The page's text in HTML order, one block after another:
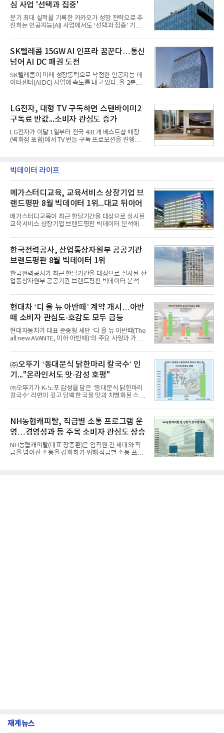
홍상어가 목표 지점에서 입수한 후 표적을 타격하지
못하고 물속에서 멈춰버리는 예상 밖의 일이 벌어졌
다. 2차 품질확인 사격 시험에서도 만족스러운 결과를
얻지 못했다. 완벽한 신뢰성 확보를 위해 LIG넥스원은
분야를
심 사업 '선택과 집중'
분기 최대 실적을 기록한 카카오가 성장 전략으로 추
진하는 인공지능(AI) 사업에서도 ‘선택과 집중’ 기조
라 투자에 나서는 것과 달리, 카카오는 ‘카카오톡’이
라는 플랫폼 경쟁력을 활용한 AI 에이전트 서비스에
집중하는 전략이다. 과거 무리한 사업 확장 과정에서
겪었던 시행착오를 되풀이하지 않고 핵심 역량에 집
중하겠다는 취지로 풀이된다.7일 업계에 따르면 카카
오는 올해 2분기 연결 기준 매출 2조985억원, 영업이
익 2770억원을 기록했다. 전년 동기 대비 매출과 영업
은 4884억
SK텔레콤 15GW AI 인프라 꿈꾼다…통신
넘어 AI DC 패권 도전
SK텔레콤이 미래 성장동력으로 낙점한 인공지능 데
이터센터(AI DC) 사업에 속도를 내고 있다. 올 2분기
는 2035년까지 총 15GW(기가와트) 규모의 AI DC를
구축하겠다는 대형 청사진을 제시하면서다. 이에 따
라 경쟁 구도 역시 이동통신사인 KT, LG유플러스를
넘어 네이버, 삼성SDS 등 IT 인프라 기업으로 확장되
고 있다.7일 SK텔레콤에 따르면 회사는 올해 2분기
연결 기준 매출 4조 3591억원, 영업이익 5660억원을
기록했다. 매출은 전년 동기 대비 0.5%, 영업이익은
따른 기저효과가 실
LG전자, 대형 TV 구독하면 스탠바이미2
구독료 반값...소비자 관심도 증가
LG전자가 이달 1일부터 전국 431개 베스트샵 매장
(백화점 포함)에서 TV 번들 구독 프로모션을 진행하고
RGB 등 거실용 TV로 인기가 높은 베스트셀러 TV 20
모션 대상 모델과 혜택, 구독료 등 프로모션 세부 사항
은 베스트샵 판매 매니저에게 문의하면 자세히 안내
받을 수 있다.LG TV를 구독으로 이용하면 최대 6년까
지 구독 계약기간 내 무상 A/S를 받을 수 있으며, 이사
등으로 이전
빅데이터 라이프
메가스터디교육, 교육서비스 상장기업 브
랜드평판 8월 빅데이터 1위...대교 뒤이어
메가스터디교육이 최근 한달기간을 대상으로 실시된
교육서비스 상장기업 브랜드평판 빅데이터 분석에서
일 한국기업평판연구소(소장 구창환)는 국내 교육서
비스 상장기업 브랜드를 대상으로 지난 7월 7일부터
8월 7일까지 수집된 소비자 빅데이터 10,074,233건
을 분석한 결과, 메가스터디교육이 브랜드평판지수
1,710,926을 기록하며 8월 1위에 올랐다고 밝혔다.
분석에 활용된 빅데이터는 지난 7월(9,491,206건) 대
비 6.14% 증가한 수치로, 교육서비스 상장기업 브랜
디교육, 대교, 디지
한국전력공사, 산업통상자원부 공공기관
브랜드평판 8월 빅데이터 1위
한국전력공사가 최근 한달기간을 대상으로 실시된 산
업통상자원부 공공기관 브랜드평판 빅데이터 분석에
이 순으로 뒤를 이었다.7일 한국기업평판연구소(소장
구창환)는 산업통상자원부 공공기관 41개 브랜드를
대상으로 지난 7월 7일부터 8월 7일까지 수집된 소비
자 빅데이터 91,102,549건을 분석한 결과, 한국전력
공사가 브랜드평판지수 10,670,633을 기록하며 8월
1위에 올랐다고 밝혔다. 분석에 활용된 빅데이터는 지
난 7월(88,893,823건) 대비 2.48% 증가한 수치다.연
수력원자력, 한국석
현대차 ‘디 올 뉴 아반떼’ 계약 개시…아반
떼 소비자 관심도·호감도 모두 급등
현대자동차가 대표 준중형 세단 ‘디 올 뉴 아반떼(The
all new AVANTE, 이하 아반떼)’의 주요 사양과 가격
떼는 6년 만에 선보이는 8세대 완전변경 모델로, ▲정
교한 선과 면을 중심으로 완성한 파격적인 디자인 ▲
과거 중형 세단 수준으로 확대된 차체 제원 ▲글로벌
최고 수준의 안전성 ▲성능과 효율을 동시에 높인 주
행 완성도 ▲첨단 편의 및 디지털 사양 적용 등을 통해
글로벌 준중형 세단의 새로운 기준을 세웠다.아반떼
는 가솔린 2.0과 1.6 하이브리드 두 가지 파워트레인
넘
㈜오뚜기 ‘동대문식 닭한마리 칼국수’ 인
기..."온라인서도 맛·감성 호평"
㈜오뚜기가 K-노포 감성을 담은 ‘동대문식 닭한마리
칼국수’ 라면이 깊고 담백한 국물 맛과 차별화된 스토
혔다.‘동대문식 닭한마리 칼국수’는 예상을 뛰어넘는
소비자 호응에 힘입어 지난 7월 13일 첫 선을 보인 지
단 18일 만에 누적 판매량 50만 개를 돌파하는 성과를
거두었다.이번 신제품은 개발진이 전국의 닭한마리
전문점을 직접 찾아 다니며 최적의 육수 비율을 완성
했다. 자극적이지 않으면서도 깊은 닭육수에 마늘의
개운한 풍미를 더했으며, 국물이 잘 배어들면서도 쫄
NH농협캐피탈, 직급별 소통 프로그램 운
영…경영성과 등 주목 소비자 관심도 상승
NH농협캐피탈(대표 장종환)은 임직원 간 세대와 직
급을 넘어선 소통을 강화하기 위해 직급별 소통 프로
재계뉴스